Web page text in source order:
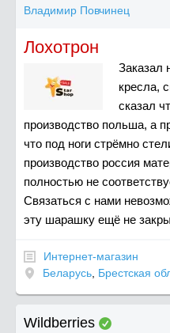
Владимир Повчинец
Лохотрон
Заказал
кресла,
сказал
производство польша, а
что под ноги стрёмно
производство россия
полностью не
Связаться с нами
эту шарашку ещё не
Интернет-магазин
Беларусь Брестская
Wildberries